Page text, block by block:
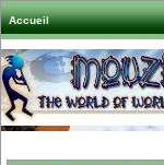
Accueil